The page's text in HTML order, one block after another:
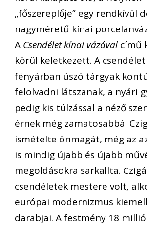
„főszereplője” egy rendkívül
nagyméretű kínai
A Csendélet kínai vázával című
körül keletkezett. A
fényárban úszó tárgyak
felolvadni látszanak, a nyári
pedig kis túlzással a néző
érnek még zamatosabbá.
ismételte önmagát, még az
is mindig újabb és újabb
megoldásokra sarkallta.
csendéletek mestere volt,
európai modernizmus
darabjai. A festmény 18